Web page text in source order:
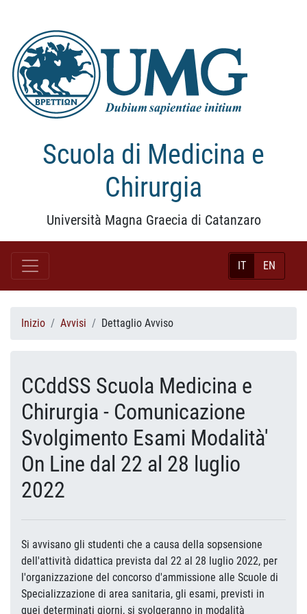
Scuola di Medicina e
Chirurgia
Università Magna Graecia di Catanzaro
IT EN
Inizio Avvisi Dettaglio Avviso
CCddSS Scuola Medicina e
Chirurgia - Comunicazione
Svolgimento Esami Modalità'
On Line dal 22 al 28 luglio
2022
Si avvisano gli studenti che a causa della sopsensione
dell'attività didattica prevista dal 22 al 28 luglio 2022, per
l'organizzazione del concorso d'ammissione alle Scuole di
Specializzazione di area sanitaria, gli esami, previsti in
quei determinati giorni, si svolgeranno in modalità